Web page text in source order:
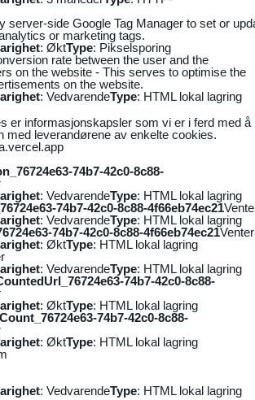
server-side Google Tag Manager to set or
or marketing tags.
: ØktType: Pikselsporing
rate between the user and the
on the website - This serves to optimise the
on the website.
: VedvarendeType: HTML lokal lagring
er informasjonskapsler som vi er i ferd med å
med leverandørene av enkelte cookies.
74b7-42c0-8c88-
: VedvarendeType: HTML lokal lagring
74b7-42c0-8c88-4f66eb74ec21
: VedvarendeType: HTML lokal lagring
74b7-42c0-8c88-4f66eb74ec21Venter
: ØktType: HTML lokal lagring
: VedvarendeType: HTML lokal lagring
74b7-42c0-8c88-
: ØktType: HTML lokal lagring
74b7-42c0-8c88-
: ØktType: HTML lokal lagring
: VedvarendeType: HTML lokal lagring